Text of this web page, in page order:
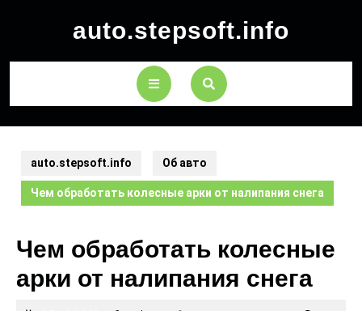
auto.stepsoft.info
auto.stepsoft.info Об авто
Чем обработать колесные арки от налипания снега
Чем обработать колесные
арки от налипания снега